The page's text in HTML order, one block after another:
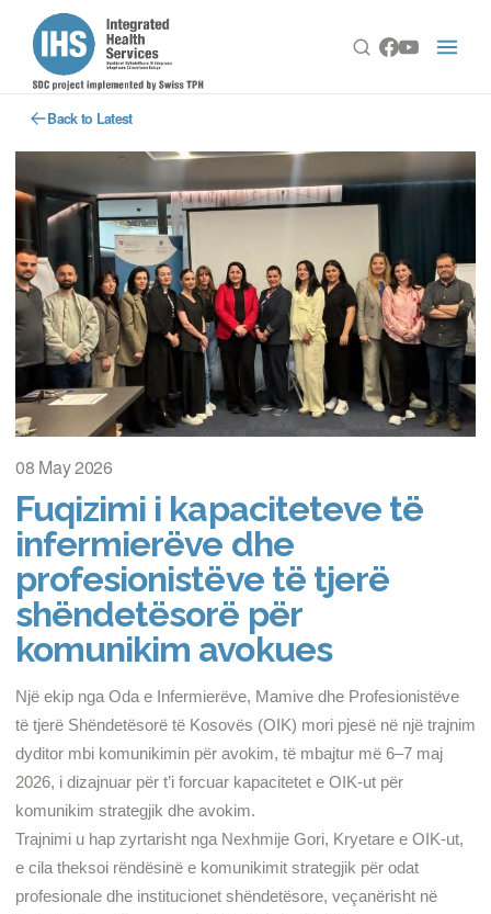
Back to Latest
08 May 2026
Fuqizimi i kapaciteteve të
infermierëve dhe
profesionistëve të tjerë
shëndetësorë për
komunikim avokues
Një ekip nga Oda e Infermierëve, Mamive dhe Profesionistëve
të tjerë Shëndetësorë të Kosovës (OIK) mori pjesë në një trajnim
dyditor mbi komunikimin për avokim, të mbajtur më 6–7 maj
2026, i dizajnuar për t’i forcuar kapacitetet e OIK-ut për
komunikim strategjik dhe avokim.
Trajnimi u hap zyrtarisht nga Nexhmije Gori, Kryetare e OIK-ut,
e cila theksoi rëndësinë e komunikimit strategjik për odat
profesionale dhe institucionet shëndetësore, veçanërisht në